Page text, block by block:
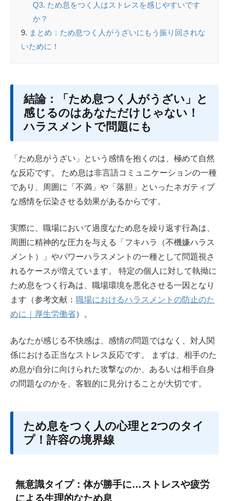
Q3. ため息をつく人はストレスを感じやすいです
か？
まとめ：ため息つく人がうざいにもう振り回されな
いために！
結論：「ため息つく人がうざい」と
感じるのはあなただけじゃない！
ハラスメントで問題にも
「ため息がうざい」という感情を抱くのは、極めて自然
な反応です。 ため息は非言語コミュニケーションの一種
であり、周囲に「不満」や「落胆」といったネガティブ
な感情を伝染させる効果があるからです。
実際に、職場において過度なため息を繰り返す行為は、
周囲に精神的な圧力を与える「フキハラ（不機嫌ハラス
メント）」やパワーハラスメントの一種として問題視さ
れるケースが増えています。 特定の個人に対して執拗に
ため息をつく行為は、職場環境を悪化させる一因となり
ます（参考文献： 職場におけるハラスメントの防止のた
めに｜厚生労働省）。
あなたが感じる不快感は、感情の問題ではなく、対人関
係における正当なストレス反応です。 まずは、相手のた
め息が自分に向けられた攻撃なのか、あるいは相手自身
の問題なのかを、客観的に見分けることが大切です。
ため息をつく人の心理と2つのタイ
プ！許容の境界線
無意識タイプ：体が勝手に…ストレスや疲労
による生理的なため息